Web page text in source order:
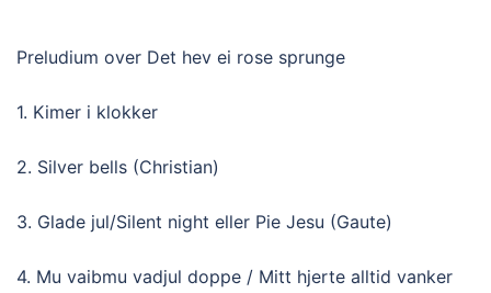
Preludium over Det hev ei rose sprunge
1. Kimer i klokker
2. Silver bells (Christian)
3. Glade jul/Silent night eller Pie Jesu (Gaute)
4. Mu vaibmu vadjul doppe / Mitt hjerte alltid vanker